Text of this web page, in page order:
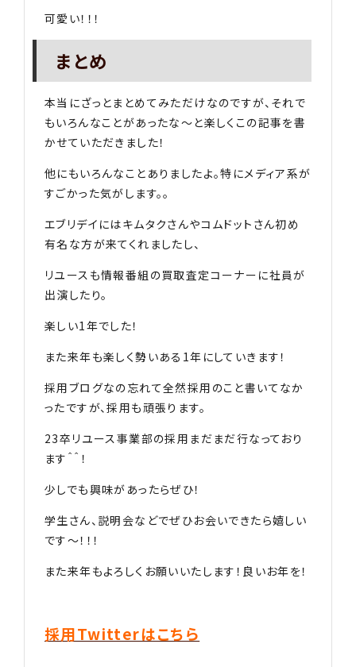
可愛い！！！
まとめ
本当にざっとまとめてみただけなのですが、それで
もいろんなことがあったな〜と楽しくこの記事を書
かせていただきました！
他にもいろんなことありましたよ。特にメディア系が
すごかった気がします。。
エブリデイにはキムタクさんやコムドットさん初め
有名な方が来てくれましたし、
リユースも情報番組の買取査定コーナーに社員が
出演したり。
楽しい1年でした！
また来年も楽しく勢いある1年にしていきます！
採用ブログなの忘れて全然採用のこと書いてなか
ったですが、採用も頑張ります。
23卒リユース事業部の採用まだまだ行なっており
ます＾＾！
少しでも興味があったらぜひ！
学生さん、説明会などでぜひお会いできたら嬉しい
です〜！！！
また来年もよろしくお願いいたします！良いお年を！
採用Twitterはこちら